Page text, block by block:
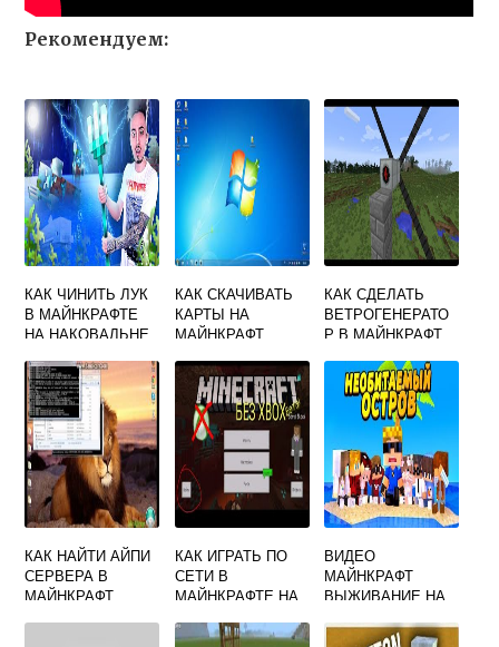
Рекомендуем:
КАК ЧИНИТЬ ЛУК
В МАЙНКРАФТЕ
НА НАКОВАЛЬНЕ
КАК СКАЧИВАТЬ
КАРТЫ НА
МАЙНКРАФТ
КАК СДЕЛАТЬ
ВЕТРОГЕНЕРАТО
Р В МАЙНКРАФТ
КАК НАЙТИ АЙПИ
СЕРВЕРА В
МАЙНКРАФТ
КАК ИГРАТЬ ПО
СЕТИ В
МАЙНКРАФТЕ НА
ВИДЕО
МАЙНКРАФТ
ВЫЖИВАНИЕ НА
ОСТРОВЕ